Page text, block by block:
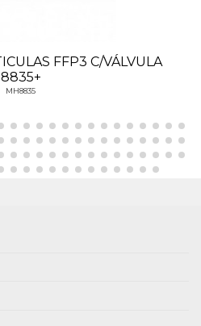
FFP3 C/VÁLVULA
8835+
MH8835